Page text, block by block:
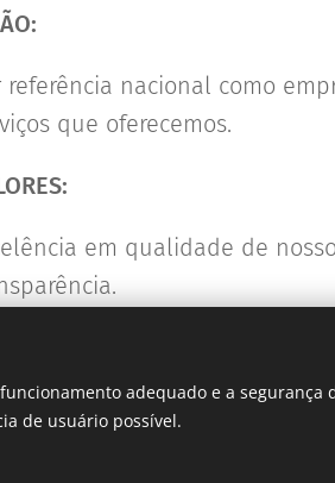
referência nacional como
que oferecemos.
em qualidade de
adequado e a segurança
de usuário possível.